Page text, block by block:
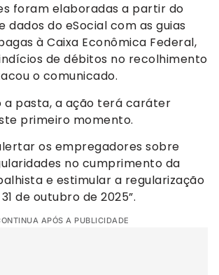
foram elaboradas a partir do
dados do eSocial com as guias
à Caixa Econômica Federal,
de débitos no recolhimento
o comunicado.
a pasta, a ação terá caráter
primeiro momento.
os empregadores sobre
no cumprimento da
e estimular a regularização
de outubro de 2025”.
APÓS A PUBLICIDADE